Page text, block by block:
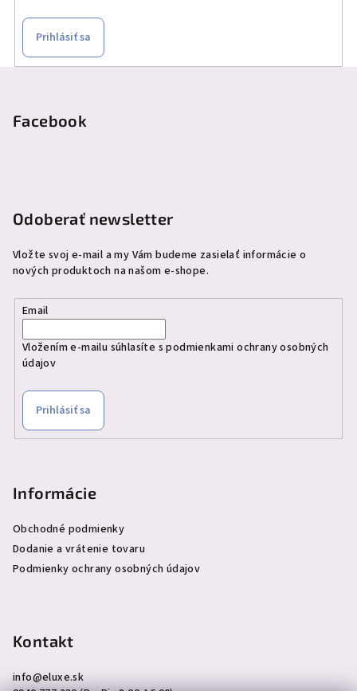
Prihlásiť sa
Facebook
Odoberať newsletter
Vložte svoj e-mail a my Vám budeme zasielať informácie o
nových produktoch na našom e-shope.
Email
Vložením e-mailu súhlasíte spodmienkami ochrany osobných
údajov
Prihlásiť sa
Informácie
Obchodné podmienky
Dodanie a vrátenie tovaru
Podmienky ochrany osobných údajov
Kontakt
info@eluxe.sk